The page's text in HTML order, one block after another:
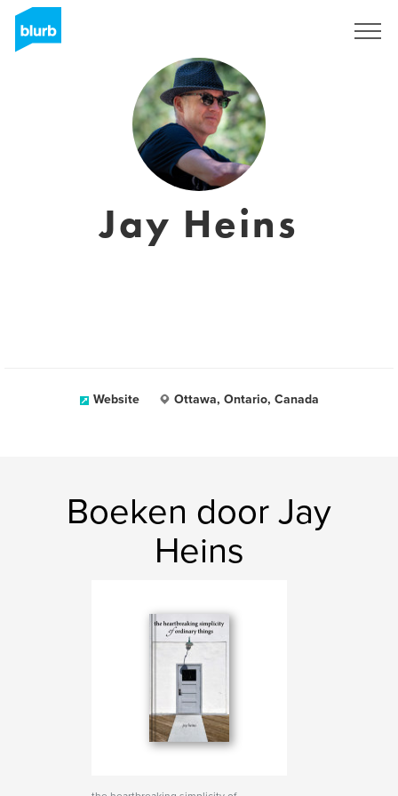
Jay Heins
Website Ottawa, Ontario, Canada
Boeken door Jay
Heins